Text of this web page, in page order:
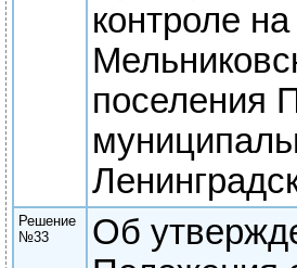
контроле
поселения
Решение
№33
Об